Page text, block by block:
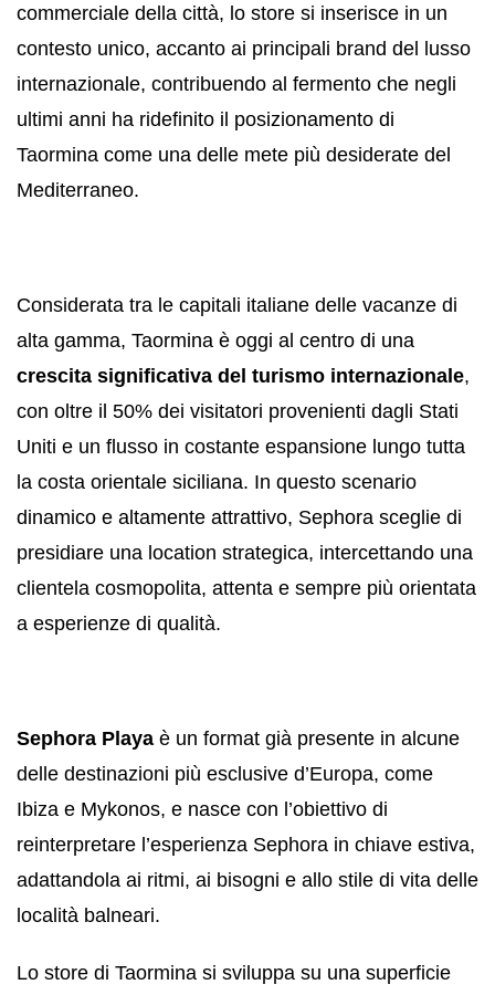
commerciale della città, lo store si inserisce in un
contesto unico, accanto ai principali brand del lusso
internazionale, contribuendo al fermento che negli
ultimi anni ha ridefinito il posizionamento di
Taormina come una delle mete più desiderate del
Mediterraneo.
Considerata tra le capitali italiane delle vacanze di
alta gamma, Taormina è oggi al centro di una
crescita significativa del turismo internazionale,
con oltre il 50% dei visitatori provenienti dagli Stati
Uniti e un flusso in costante espansione lungo tutta
la costa orientale siciliana. In questo scenario
dinamico e altamente attrattivo, Sephora sceglie di
presidiare una location strategica, intercettando una
clientela cosmopolita, attenta e sempre più orientata
a esperienze di qualità.
Sephora Playa è un format già presente in alcune
delle destinazioni più esclusive d’Europa, come
Ibiza e Mykonos, e nasce con l’obiettivo di
reinterpretare l’esperienza Sephora in chiave estiva,
adattandola ai ritmi, ai bisogni e allo stile di vita delle
località balneari.
Lo store di Taormina si sviluppa su una superficie